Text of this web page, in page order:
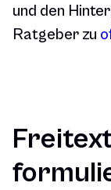
und den
Ratgeber zu